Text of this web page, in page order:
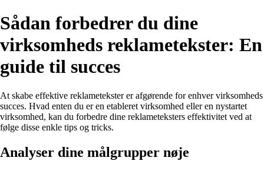
Sådan forbedrer du dine
virksomheds reklametekster: En
guide til succes
At skabe effektive reklametekster er afgørende for enhver virksomheds
succes. Hvad enten du er en etableret virksomhed eller en nystartet
virksomhed, kan du forbedre dine reklameteksters effektivitet ved at
følge disse enkle tips og tricks.
Analyser dine målgrupper nøje